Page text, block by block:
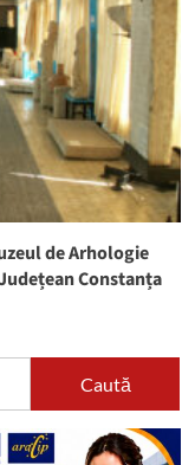
de Arhologie
Constanța